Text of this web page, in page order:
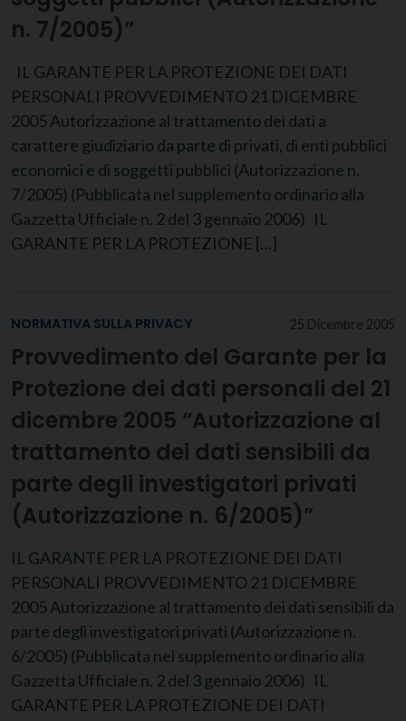
n. 7/2005)”
IL GARANTE PER LA PROTEZIONE DEI DATI
PERSONALI PROVVEDIMENTO 21 DICEMBRE
2005 Autorizzazione al trattamento dei dati a
carattere giudiziario da parte di privati, di enti pubblici
economici e di soggetti pubblici (Autorizzazione n.
7/2005) (Pubblicata nel supplemento ordinario alla
Gazzetta Ufficiale n. 2 del 3 gennaio 2006) IL
GARANTE PER LA PROTEZIONE […]
25 Dicembre 2005
NORMATIVA SULLA PRIVACY
Provvedimento del Garante per la
Protezione dei dati personali del 21
dicembre 2005 “Autorizzazione al
trattamento dei dati sensibili da
parte degli investigatori privati
(Autorizzazione n. 6/2005)”
IL GARANTE PER LA PROTEZIONE DEI DATI
PERSONALI PROVVEDIMENTO 21 DICEMBRE
2005 Autorizzazione al trattamento dei dati sensibili da
parte degli investigatori privati (Autorizzazione n.
6/2005) (Pubblicata nel supplemento ordinario alla
Gazzetta Ufficiale n. 2 del 3 gennaio 2006) IL
GARANTE PER LA PROTEZIONE DEI DATI